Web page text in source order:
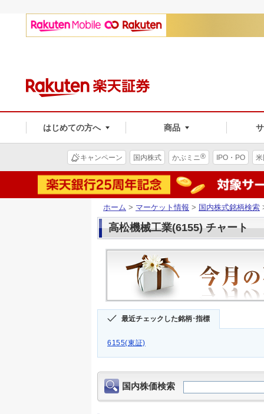
はじめての方へ 商品
キャンペーン 国内株式 かぶミニ® IPO・PO
ホーム > マーケット情報 > 国内株式銘柄検索
高松機械工業(6155) チャート
最近チェックした銘柄･指標
6155(東証)